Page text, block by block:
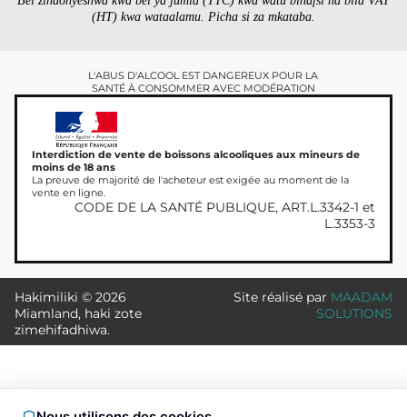
(HT) kwa wataalamu. Picha si za mkataba.
L'ABUS D'ALCOOL EST DANGEREUX POUR LA
SANTÉ À CONSOMMER AVEC MODÉRATION
Interdiction de vente de boissons alcooliques aux mineurs de
moins de 18 ans
La preuve de majorité de l'acheteur est exigée au moment de la
vente en ligne.
CODE DE LA SANTÉ PUBLIQUE, ART.L.3342-1 et
L.3353-3
Hakimiliki © 2026
Miamland, haki zote
zimehifadhiwa.
Site réalisé par MAADAM
SOLUTIONS